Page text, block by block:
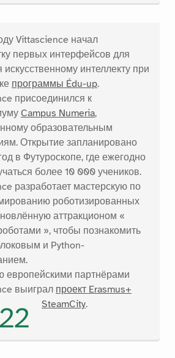
Vittascience начал
первых интерфейсов для
искусственному интеллекту при
программы Édu-up.
присоединился к
Campus Numeria,
образовательным
Открытие запланировано
в Футуроскопе, где ежегодно
более 10 000 учеников.
разработает мастерскую по
роботизированных
аттракционом «
», чтобы познакомить
и Python-
европейскими партнёрами
выиграл проект Erasmus+
SteamCity.